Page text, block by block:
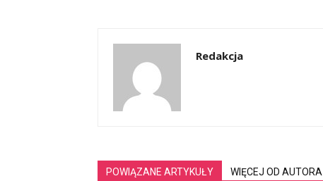
Redakcja
POWIĄZANE ARTYKUŁY WIĘCEJ OD AUTORA